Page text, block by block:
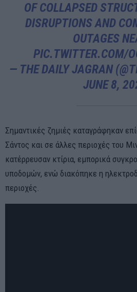
OF COLLAPSED
DISRUPTIONS AND
OUTAGES
PIC.TWITTER.COM/
— THE DAILY JAGRAN
JUNE 8,
Σημαντικές ζημιές καταγράφηκαν
Σάντος και σε άλλες περιοχές του
κατέρρευσαν κτίρια, εμπορικά
υποδομών, ενώ διακόπηκε η
περιοχές.